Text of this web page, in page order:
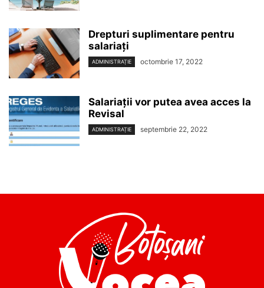
Drepturi suplimentare pentru
salariaţi
ADMINISTRAȚIE octombrie 17, 2022
Salariații vor putea avea acces la
Revisal
ADMINISTRAȚIE septembrie 22, 2022